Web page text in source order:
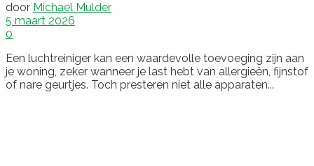
door Michael Mulder
5 maart 2026
0
Een luchtreiniger kan een waardevolle toevoeging zijn aan
je woning, zeker wanneer je last hebt van allergieën, fijnstof
of nare geurtjes. Toch presteren niet alle apparaten...